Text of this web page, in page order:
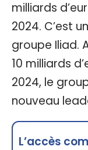
milliards
2024. C’est
groupe Iliad.
10 milliards
2024, le
nouveau
L’accès